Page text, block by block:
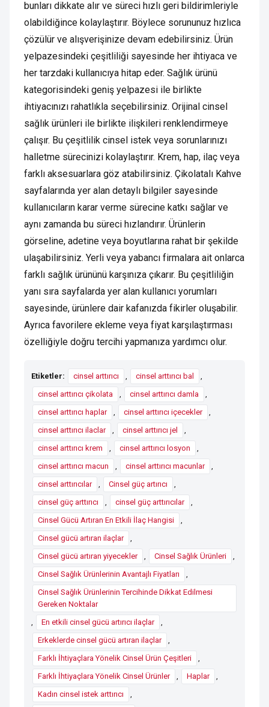
bunları dikkate alır ve süreci hızlı geri bildirimleriyle
olabildiğince kolaylaştırır. Böylece sorununuz hızlıca
çözülür ve alışverişinize devam edebilirsiniz. Ürün
yelpazesindeki çeşitliliği sayesinde her ihtiyaca ve
her tarzdaki kullanıcıya hitap eder. Sağlık ürünü
kategorisindeki geniş yelpazesi ile birlikte
ihtiyacınızı rahatlıkla seçebilirsiniz. Orijinal cinsel
sağlık ürünleri ile birlikte ilişkileri renklendirmeye
çalışır. Bu çeşitlilik cinsel istek veya sorunlarınızı
halletme sürecinizi kolaylaştırır. Krem, hap, ilaç veya
farklı aksesuarlara göz atabilirsiniz. Çikolatalı Kahve
sayfalarında yer alan detaylı bilgiler sayesinde
kullanıcıların karar verme sürecine katkı sağlar ve
aynı zamanda bu süreci hızlandırır. Ürünlerin
görseline, adetine veya boyutlarına rahat bir şekilde
ulaşabilirsiniz. Yerli veya yabancı firmalara ait onlarca
farklı sağlık ürününü karşınıza çıkarır. Bu çeşitliliğin
yanı sıra sayfalarda yer alan kullanıcı yorumları
sayesinde, ürünlere dair kafanızda fikirler oluşabilir.
Ayrıca favorilere ekleme veya fiyat karşılaştırması
özelliğiyle doğru tercihi yapmanıza yardımcı olur.
Etiketler: cinsel arttırıcı , cinsel arttırıcı bal
,
cinsel arttırıcı çikolata
, cinsel arttırıcı damla
,
cinsel arttırıcı haplar
, cinsel arttırıcı içecekler
,
cinsel arttırıcı ilaclar
, cinsel arttırıcı jel
,
cinsel arttırıcı krem
, cinsel arttırıcı losyon
,
cinsel arttırıcı macun
, cinsel arttırıcı macunlar
,
cinsel arttırıcılar
, Cinsel güç artırıcı
,
cinsel güç arttırıcı
, cinsel güç arttırıcılar
,
Cinsel Gücü Artıran En Etkili İlaç Hangisi
,
Cinsel gücü artıran ilaçlar
,
Cinsel gücü artıran yiyecekler
, Cinsel Sağlık Ürünleri
,
Cinsel Sağlık Ürünlerinin Avantajlı Fiyatları
,
Cinsel Sağlık Ürünlerinin Tercihinde Dikkat Edilmesi
Gereken Noktalar
,
En etkili cinsel gücü artırıcı ilaçlar
,
Erkeklerde cinsel gücü artıran ilaçlar
,
Farklı İhtiyaçlara Yönelik Cinsel Ürün Çeşitleri
,
Farklı İhtiyaçlara Yönelik Cinsel Ürünler
, Haplar
,
Kadın cinsel istek arttırıcı
,